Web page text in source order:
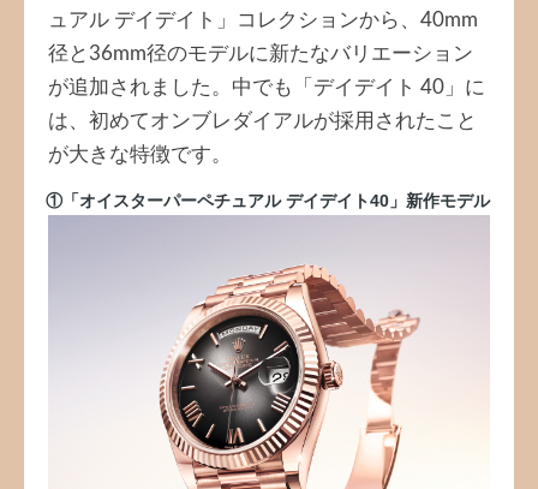
ュアル デイデイト」コレクションから、40mm
径と36mm径のモデルに新たなバリエーション
が追加されました。中でも「デイデイト 40」に
は、初めてオンブレダイアルが採用されたこと
が大きな特徴です。
①「オイスターパーペチュアル デイデイト40」新作モデル